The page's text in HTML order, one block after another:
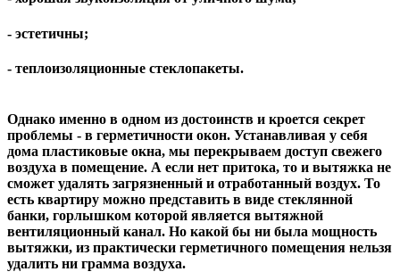
- эстетичны;
- теплоизоляционные стеклопакеты.
Однако именно в одном из достоинств и кроется секрет
проблемы - в герметичности окон. Устанавливая у себя
дома пластиковые окна, мы перекрываем доступ свежего
воздуха в помещение. А если нет притока, то и вытяжка не
сможет удалять загрязненный и отработанный воздух. То
есть квартиру можно представить в виде стеклянной
банки, горлышком которой является вытяжной
вентиляционный канал. Но какой бы ни была мощность
вытяжки, из практически герметичного помещения нельзя
удалить ни грамма воздуха.